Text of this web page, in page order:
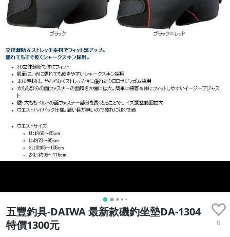
五豐釣具-DAIWA 最新款磯釣坐墊DA-1304
特價1300元
0